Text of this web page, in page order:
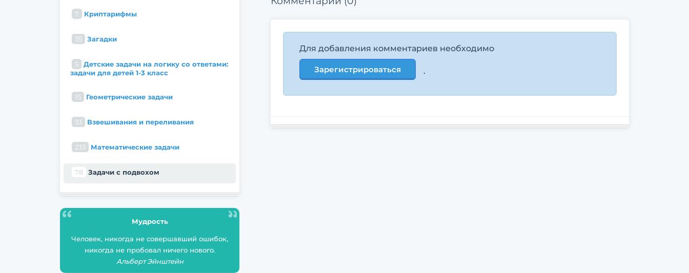
7 Криптарифмы
35 Загадки
5
Детские задачи на логику со ответами:
задачи для детей 1-3 класс
15 Геометрические задачи
33 Взвешивания и переливания
233 Математические задачи
78 Задачи с подвохом
Мудрость
Человек, никогда не совершавший ошибок,
никогда не пробовал ничего нового.
Альберт Эйнштейн
Для добавления комментариев необходимо
Зарегистрироваться .